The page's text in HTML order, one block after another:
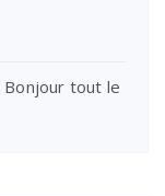
Bonjour tout le